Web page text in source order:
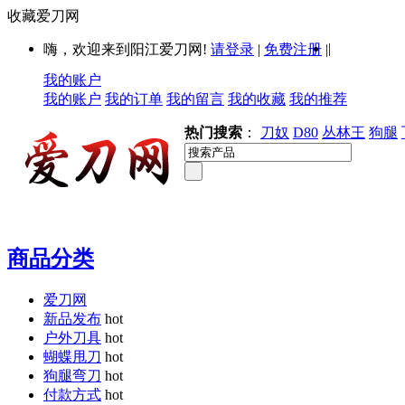
收藏爱刀网
嗨，欢迎来到阳江爱刀网! 请登录 | 免费注册 ||
我的账户
我的账户 我的订单 我的留言 我的收藏 我的推荐
热门搜索 ： 刀奴 D80 丛林王 狗腿
商品分类
爱刀网
新品发布 hot
户外刀具 hot
蝴蝶甩刀 hot
狗腿弯刀 hot
付款方式 hot